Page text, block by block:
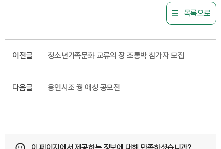
목록으로
이전글 청소년가족문화 교류의 장 조롱박 참가자 모집
다음글 용인시조 꿩 애칭 공모전